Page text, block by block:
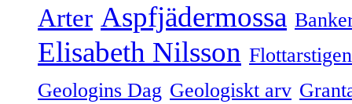
Arter Aspfjädermossa
Elisabeth Nilsson Flottarstigen
Geologins Dag Geologiskt arv